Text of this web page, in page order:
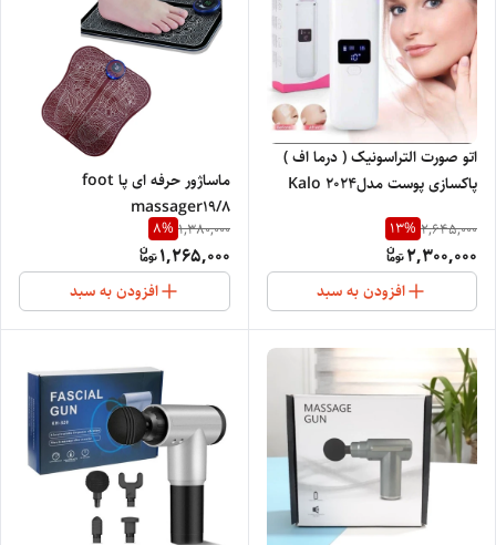
اتو صورت التراسونیک ( درما اف )
پاکسازی پوست مدل2024 Kalo
2,645,000
13%
2,300,000
افزودن به سبد
ماساژور حرفه ای پا foot
massager19/8
1,380,000
8%
1,265,000
افزودن به سبد